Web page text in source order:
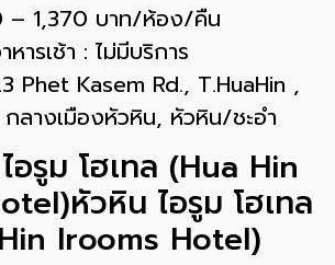
– 1,370 บาท/ห้อง/คืน
หารเช้า : ไม่มีบริการ
Phet Kasem Rd., T.HuaHin ,
กลางเมืองหัวหิน, หัวหิน/ชะอำ
อรูม โฮเทล (Hua Hin
หัวหิน ไอรูม โฮเทล
Irooms Hotel)